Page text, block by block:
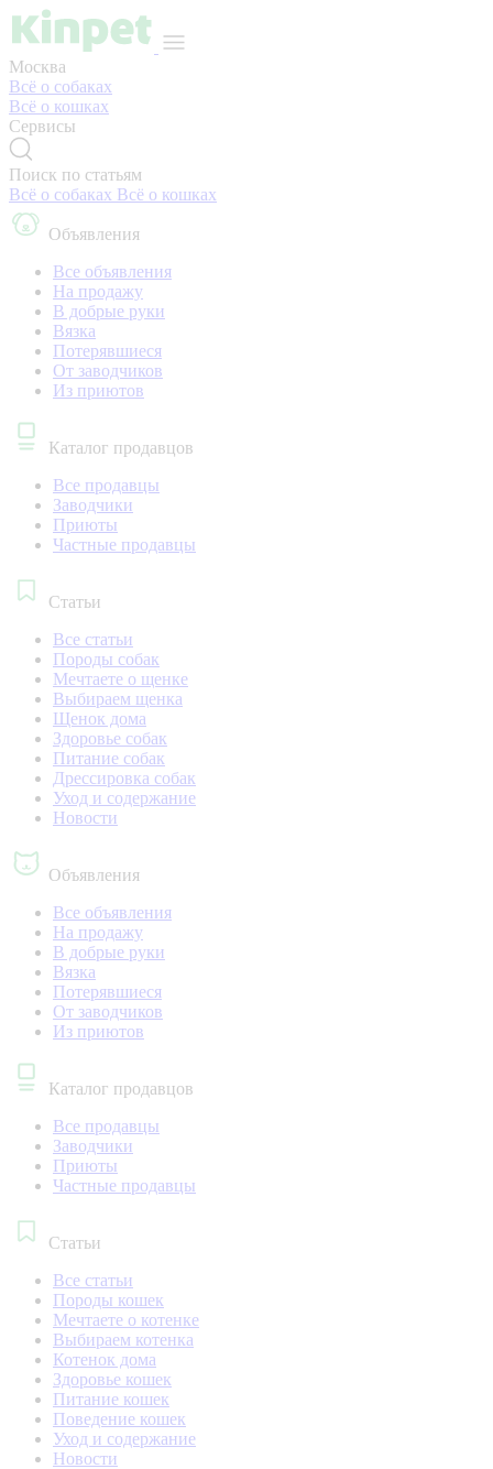
Москва
Всё о собаках
Всё о кошках
Сервисы
Поиск по статьям
Всё о собаках Всё о кошках
Объявления
Все объявления
На продажу
В добрые руки
Вязка
Потерявшиеся
От заводчиков
Из приютов
Каталог продавцов
Все продавцы
Заводчики
Приюты
Частные продавцы
Статьи
Все статьи
Породы собак
Мечтаете о щенке
Выбираем щенка
Щенок дома
Здоровье собак
Питание собак
Дрессировка собак
Уход и содержание
Новости
Объявления
Все объявления
На продажу
В добрые руки
Вязка
Потерявшиеся
От заводчиков
Из приютов
Каталог продавцов
Все продавцы
Заводчики
Приюты
Частные продавцы
Статьи
Все статьи
Породы кошек
Мечтаете о котенке
Выбираем котенка
Котенок дома
Здоровье кошек
Питание кошек
Поведение кошек
Уход и содержание
Новости